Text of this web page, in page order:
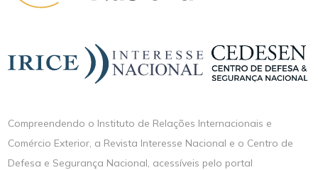
Compreendendo o Instituto de Relações Internacionais e
Comércio Exterior, a Revista Interesse Nacional e o Centro de
Defesa e Segurança Nacional, acessíveis pelo portal